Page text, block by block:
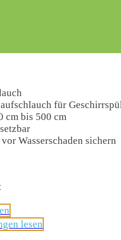
für
cm bis 500 cm
Wasserschaden sichern
lesen